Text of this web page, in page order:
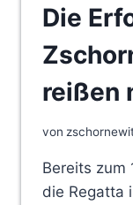
Die
reißen
von
Bereits zum
die Regatta